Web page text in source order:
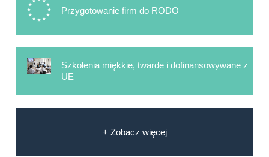
Przygotowanie firm do RODO
Szkolenia miękkie, twarde i dofinansowywane z
UE
+ Zobacz więcej